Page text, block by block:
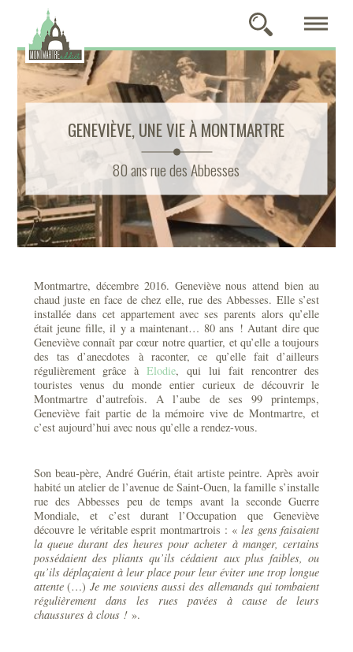
GENEVIÈVE, UNE VIE À MONTMARTRE
80 ans rue des Abbesses
Montmartre, décembre 2016. Geneviève nous attend bien au
chaud juste en face de chez elle, rue des Abbesses. Elle s’est
installée dans cet appartement avec ses parents alors qu’elle
était jeune fille, il y a maintenant… 80 ans ! Autant dire que
Geneviève connaît par cœur notre quartier, et qu’elle a toujours
des tas d’anecdotes à raconter, ce qu’elle fait d’ailleurs
régulièrement grâce àElodie, qui lui fait rencontrer des
touristes venus du monde entier curieux de découvrir le
Montmartre d’autrefois. A l’aube de ses 99 printemps,
Geneviève fait partie de la mémoire vive de Montmartre, et
c’est aujourd’hui avec nous qu’elle a rendez-vous.
Son beau-père, André Guérin, était artiste peintre. Après avoir
habité un atelier de l’avenue de Saint-Ouen, la famille s’installe
rue des Abbesses peu de temps avant la seconde Guerre
Mondiale, et c’est durant l’Occupation que Geneviève
découvre le véritable esprit montmartrois : «les gens faisaient
la queue durant des heures pour acheter à manger, certains
possédaient des pliants qu’ils cédaient aux plus faibles, ou
qu’ils déplaçaient à leur place pour leur éviter une trop longue
attente(…)Je me souviens aussi des allemands qui tombaient
régulièrement dans les rues pavées à cause de leurs
chaussures à clous ! ».